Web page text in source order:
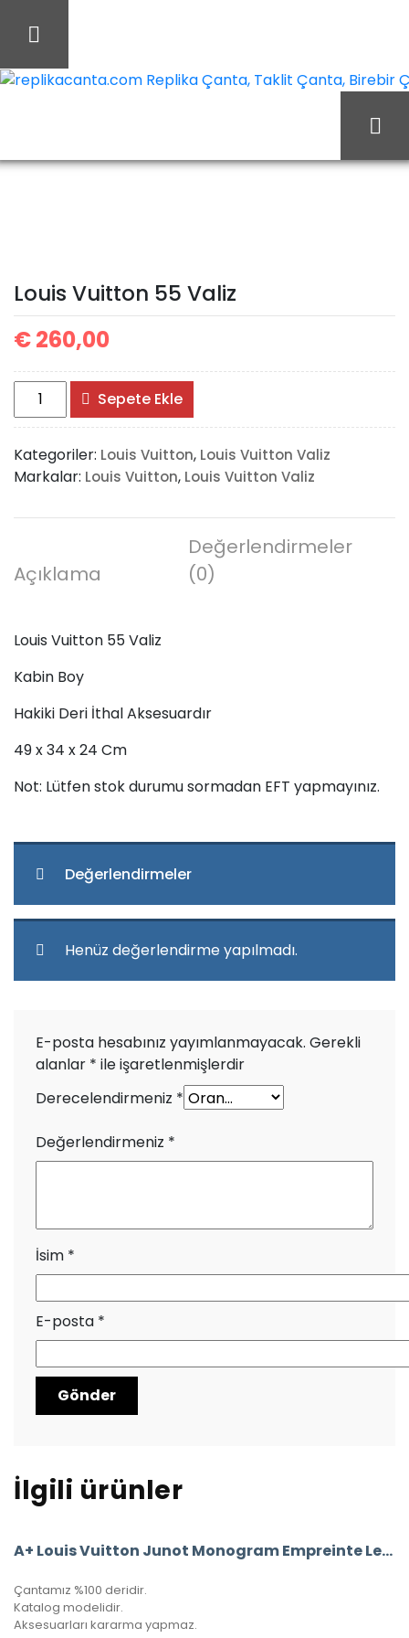
Louis Vuitton 55 Valiz
€260,00
Louis
Vuitton
55
Valiz
adet
Sepete Ekle
Kategoriler: Louis Vuitton, Louis Vuitton Valiz
Markalar: Louis Vuitton, Louis Vuitton Valiz
Açıklama
Değerlendirmeler
(0)
Louis Vuitton 55 Valiz
Kabin Boy
Hakiki Deri İthal Aksesuardır
49 x 34 x 24 Cm
Not: Lütfen stok durumu sormadan EFT yapmayınız.
Değerlendirmeler
Henüz değerlendirme yapılmadı.
E-posta hesabınız yayımlanmayacak. Gerekli
alanlar * ile işaretlenmişlerdir
Derecelendirmeniz *
Değerlendirmeniz *
İsim *
E-posta *
İlgili ürünler
A+ Louis Vuitton Junot Monogram Empreinte Leather
Çantamız %100 deridir.
Katalog modelidir.
Aksesuarları kararma yapmaz.